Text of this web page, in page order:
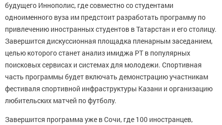
будущего Иннополис, где совместно со студентами
одноименного вуза им предстоит разработать программу по
привлечению иностранных студентов в Татарстан и его столицу.
Завершится дискуссионная площадка пленарным заседанием,
целью которого станет анализ имиджа РТ в популярных
поисковых сервисах и системах для молодежи. Спортивная
часть программы будет включать демонстрацию участникам
фестиваля спортивной инфраструктуры Казани и организацию
любительских матчей по футболу.
Завершится программа уже в Сочи, где 100 иностранцев,